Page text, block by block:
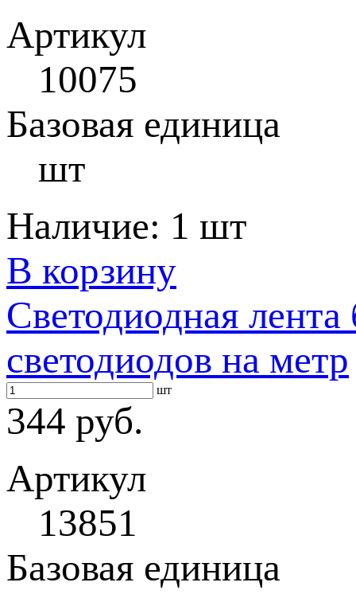
Артикул
10075
Базовая единица
шт
Наличие: 1 шт
В корзину
Светодиодная
светодиодов на метр
шт
344 руб.
Артикул
13851
Базовая единица